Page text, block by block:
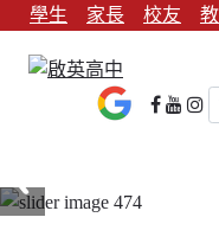
學生 家長 校友